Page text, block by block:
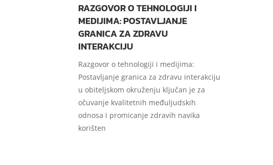
RAZGOVOR O TEHNOLOGIJI I
MEDIJIMA: POSTAVLJANJE
GRANICA ZA ZDRAVU
INTERAKCIJU
Razgovor o tehnologiji i medijima:
Postavljanje granica za zdravu interakciju
u obiteljskom okruženju ključan je za
očuvanje kvalitetnih međuljudskih
odnosa i promicanje zdravih navika
korišten